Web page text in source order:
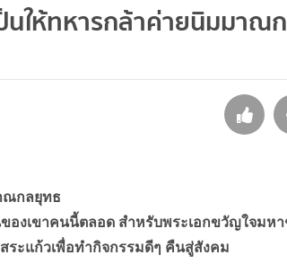
นให้ทหารกล้าค่ายนิมมาณ
ณกลยุทธ
เขาคนนี้ตลอด สำหรับพระเอกขวัญใจมห
ระแก้วเพื่อทำกิจกรรมดีๆ คืนสู่สังคม